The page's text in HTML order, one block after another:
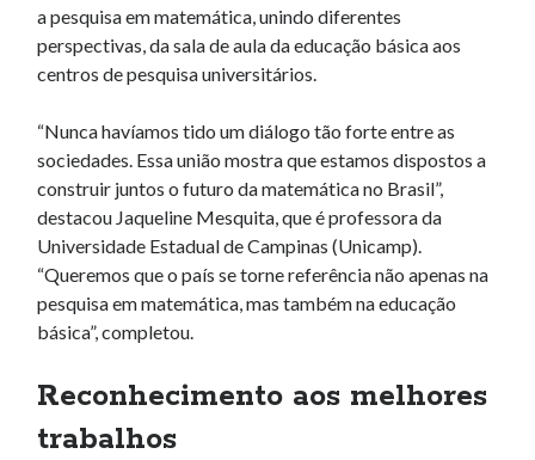
a pesquisa em matemática, unindo diferentes
perspectivas, da sala de aula da educação básica aos
centros de pesquisa universitários.
“Nunca havíamos tido um diálogo tão forte entre as
sociedades. Essa união mostra que estamos dispostos a
construir juntos o futuro da matemática no Brasil”,
destacou Jaqueline Mesquita, que é professora da
Universidade Estadual de Campinas (Unicamp).
“Queremos que o país se torne referência não apenas na
pesquisa em matemática, mas também na educação
básica”, completou.
Reconhecimento aos melhores
trabalhos